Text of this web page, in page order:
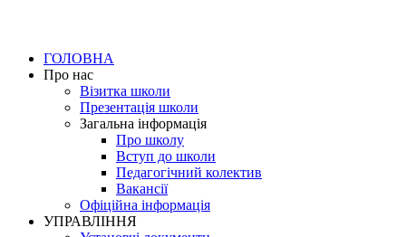
ГОЛОВНА
Про нас
Візитка школи
Презентація школи
Загальна інформація
Про школу
Вступ до школи
Педагогічний колектив
Вакансії
Офіційна інформація
УПРАВЛІННЯ